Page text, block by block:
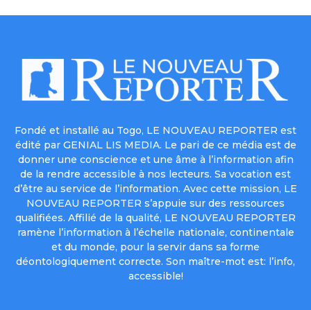
Fondé et installé au Togo, LE NOUVEAU REPORTER est
édité par GENIAL LIS MEDIA. Le pari de ce média est de
donner une conscience et une âme à l’information afin
de la rendre accessible à nos lecteurs. Sa vocation est
d’être au service de l’information. Avec cette mission, LE
NOUVEAU REPORTER s’appuie sur des ressources
qualifiées. Affilié de la qualité, LE NOUVEAU REPORTER
ramène l’information à l’échelle nationale, continentale
et du monde, pour la servir dans sa forme
déontologiquement correcte. Son maître-mot est: l’info,
accessible!